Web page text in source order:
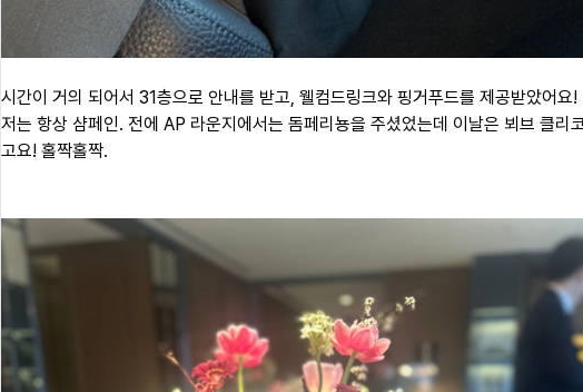
시간이 거의 되어서 31층으로 안내를 받고, 웰컴드링크와 핑거푸드를 제공받았어요!
저는 항상 샴페인. 전에 AP 라운지에서는 돔페리뇽을 주셨었는데 이날은 뵈브 클리
고요! 홀짝홀짝.